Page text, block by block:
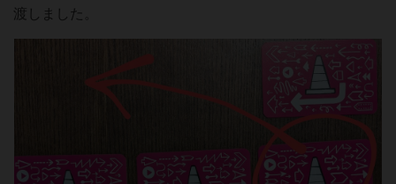
渡しました。